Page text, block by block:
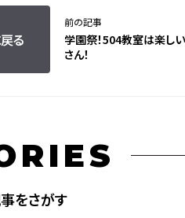
る
前の記事
学園祭！504教室は楽し
さん！
をさがす